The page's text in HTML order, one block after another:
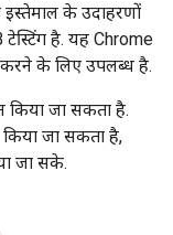
के उदाहरणों
है. यह Chrome
के लिए उपलब्ध है.
किया जा सकता है.
जा सकता है,
जा सके.